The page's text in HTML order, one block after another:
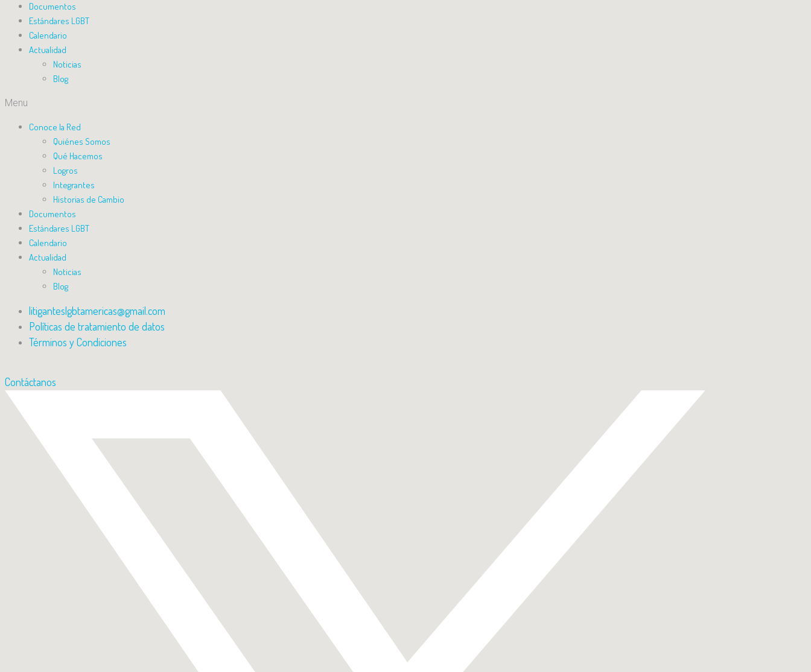
Documentos
Estándares LGBT
Calendario
Actualidad
Noticias
Blog
Menu
Conoce la Red
Quiénes Somos
Qué Hacemos
Logros
Integrantes
Historias de Cambio
Documentos
Estándares LGBT
Calendario
Actualidad
Noticias
Blog
litiganteslgbtamericas@gmail.com
Políticas de tratamiento de datos
Términos y Condiciones
Contáctanos